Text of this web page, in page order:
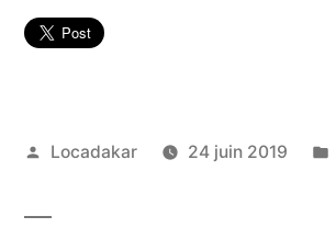
Publié
Locadakar 24 juin 2019